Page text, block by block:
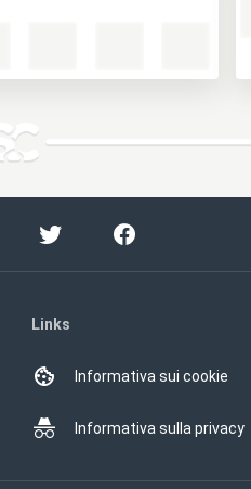
Links
Informativa sui cookie
Informativa sulla privacy